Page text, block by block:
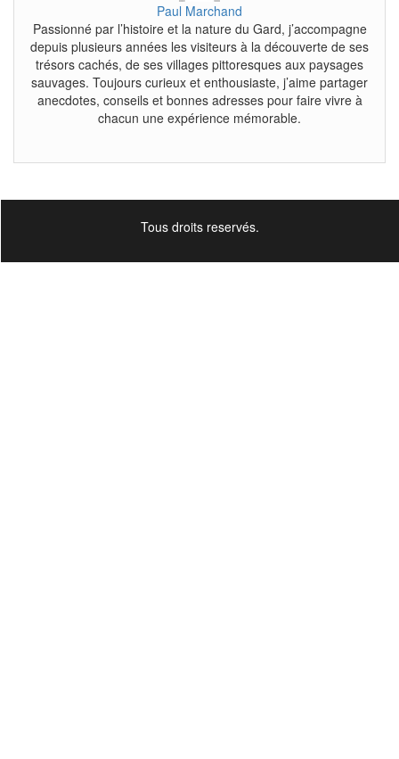
Paul Marchand
Passionné par l’histoire et la nature du Gard, j’accompagne
depuis plusieurs années les visiteurs à la découverte de ses
trésors cachés, de ses villages pittoresques aux paysages
sauvages. Toujours curieux et enthousiaste, j’aime partager
anecdotes, conseils et bonnes adresses pour faire vivre à
chacun une expérience mémorable.
Tous droits reservés.